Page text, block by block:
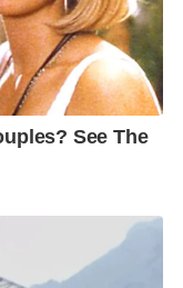
ล็งเห็นความ
สามารถเรียนรู้
น์กับการดำเนิน
ริ่มโครงการ ‘แก
กษียณ (อายุ 60 ปี
คชันอย่างแกร็บ
ได้ ซึ่งจะช่วย
าในตัวเอง”